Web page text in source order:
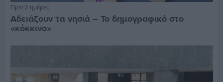
Πριν 2 ημέρες
Αδειάζουν τα νησιά – Το δημογραφικό στο
«κόκκινο»